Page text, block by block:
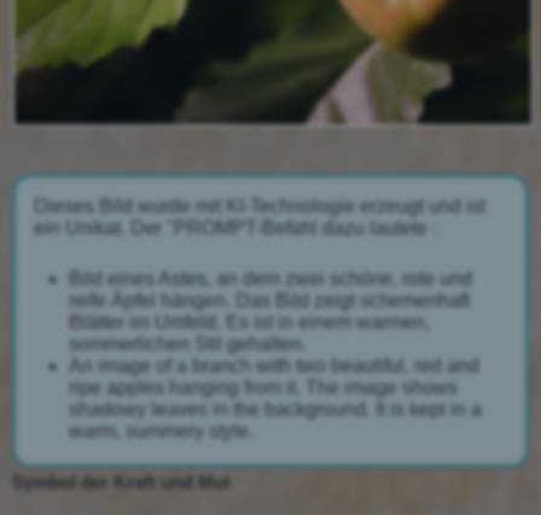
Dieses Bild wurde mit KI-Technologie erzeugt und ist
ein Unikat. Der "PROMPT-Befahl dazu lautete :
Bild eines Astes, an dem zwei schöne, rote und
reife Äpfel hängen. Das Bild zeigt schemenhaft
Blätter im Umfeld. Es ist in einem warmen,
sommerlichen Stil gehalten.
An image of a branch with two beautiful, red and
ripe apples hanging from it. The image shows
shadowy leaves in the background. It is kept in a
warm, summery style.
Symbol der Kraft und Mut